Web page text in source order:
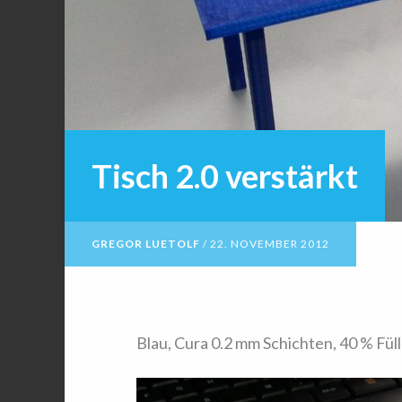
Tisch 2.0 verstärkt
GREGOR LUETOLF / 22. NOVEMBER 2012
Blau, Cura 0.2 mm Schichten, 40 %